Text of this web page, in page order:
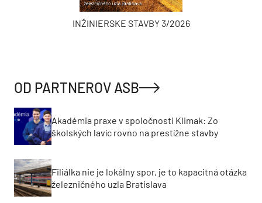
INŽINIERSKE STAVBY 3/2026
OD PARTNEROV ASB
Akadémia praxe v spoločnosti Klimak: Zo
školských lavíc rovno na prestížne stavby
Filiálka nie je lokálny spor, je to kapacitná otázka
železničného uzla Bratislava